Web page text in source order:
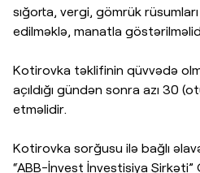
sığorta, vergi, gömrük
edilməklə, manatla
Kotirovka təklifinin qüvvədə
açıldığı gündən sonra azı 30
etməlidir.
Kotirovka sorğusu ilə bağlı
“ABB-İnvest İnvestisiya Şirkəti”